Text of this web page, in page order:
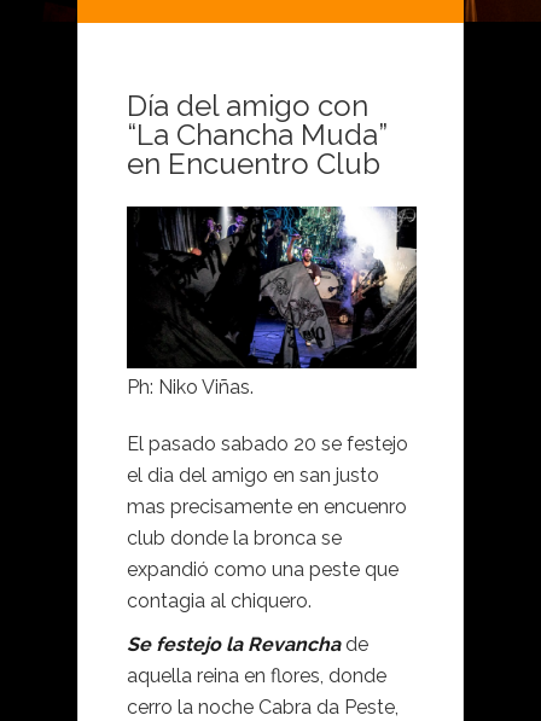
Día del amigo con
“La Chancha Muda”
en Encuentro Club
Ph: Niko Viñas.
El pasado sabado 20 se festejo
el dia del amigo en san justo
mas precisamente en encuenro
club donde la bronca se
expandió como una peste que
contagia al chiquero.
Se festejo la Revanchade
aquella reina en flores, donde
cerro la noche Cabra da Peste,